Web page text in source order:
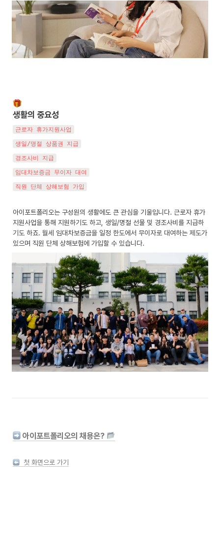
생활의 중요성
근로자 휴가지원사업
생일/명절 상품권 지급
경조사비 지급
임대차보증금 무이자 대여
직원 단체 상해보험 가입
아이포트폴리오는 구성원의 생활에도 큰 관심을 기울입니다. 근로자 휴가
지원사업을 통해 지원하기도 하고, 생일/명절 선물 및 경조사비를 지급하
기도 하죠. 월세 임대차보증금을 일정 한도에서 무이자로 대여하는 제도가
있으며 직원 단체 상해보험에 가입할 수 있습니다.
아이포트폴리오의 채용은?
  첫 화면으로 가기